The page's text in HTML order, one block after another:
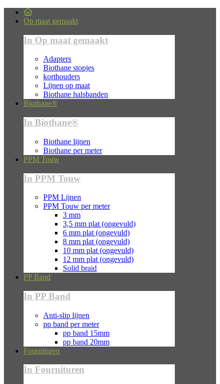
Op maat gemaakt
In Op maat gemaakt
Adapters
Biothane stopjes
korthouders
Lijnen op maat
Biothane halsbanden
Biothane®
In Biothane®
Biothane lijnen
Biothane per meter
PPM Touw
In PPM Touw
PPM Lijnen
PPM Touw per meter
3 mm
3,5 mm plat (ongevuld)
6 mm plat (ongevuld)
8 mm plat (ongevuld)
10 mm plat (ongevuld)
12 mm plat (ongevuld)
Solid braid
PP Band
In PP Band
Anti-slip lijnen
pp band per meter
pp band 15mm
pp band 20mm
Fournituren
In Fournituren